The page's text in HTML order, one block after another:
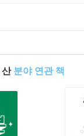
산 분야 연관 책